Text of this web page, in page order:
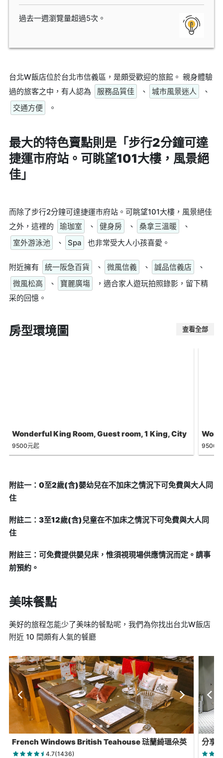
過去一週瀏覽量超過5次。
台北W飯店位於台北市信義區，是頗受歡迎的旅館。 親身體驗
過的旅客之中，有人認為
服務品質佳 、 城市風景迷人
、
交通方便
。
最大的特色賣點則是「步行2分鐘可達
捷運市府站。可眺望101大樓，風景絕
佳」
而除了步行2分鐘可達捷運市府站。可眺望101大樓，風景絕佳
之外，這裡的
瑜珈室 、 健身房 、 桑拿三溫暖
、
室外游泳池
、 Spa 也非常受大人小孩喜愛。
附近擁有 統一阪急百貨 、 微風信義 、 誠品信義店
、
微風松高
、 寶麗廣塲
，適合家人遊玩拍照錄影，留下精
采的回憶。
房型環境圖 查看全部
Wonderful King Room, Guest room, 1 King, City
view
9500元起
City
9500
附註一：0至2歲(含)嬰幼兒在不加床之情況下可免費與大人同
住
附註二：3至12歲(含)兒童在不加床之情況下可免費與大人同
住
附註三：可免費提供嬰兒床，惟須視現場供應情況而定。請事
前預約。
美味餐點
美好的旅程怎能少了美味的餐點呢，我們為你找出台北W飯店
附近 10 間頗有人氣的餐廳
French Windows British Teahouse 琺蘭綺瑥朵英
式茶餐館 4.7(1436)
分享